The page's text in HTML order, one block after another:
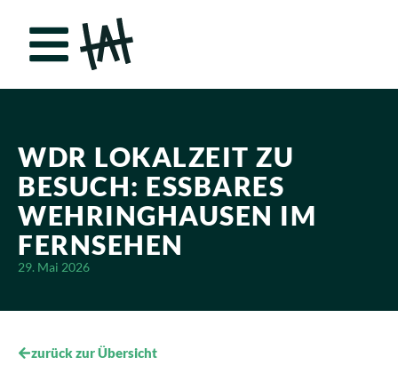
WDR LOKALZEIT ZU
BESUCH: ESSBARES
WEHRINGHAUSEN IM
FERNSEHEN
29. Mai 2026
zurück zur Übersicht